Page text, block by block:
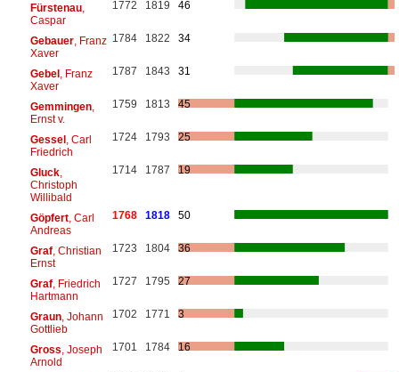
Fürstenau,
Caspar
1772 1819 46
Gebauer, Franz
Xaver
1784 1822 34
Gebel, Franz
Xaver
1787 1843 31
Gemmingen,
Ernst v.
1759 1813 45
Gessel, Carl
Friedrich
1724 1793 25
Gluck,
Christoph
Willibald
1714 1787 19
Göpfert, Carl
Andreas
1768 1818 50
Graf, Christian
Ernst
1723 1804 36
Graf, Friedrich
Hartmann
1727 1795 27
Graun, Johann
Gottlieb
1702 1771 3
Gross , Joseph
Arnold
1701 1784 16